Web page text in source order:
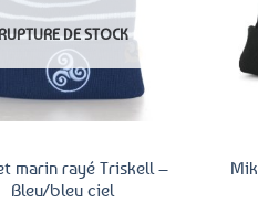
DE STOCK
marin rayé Triskell –
Bleu/bleu ciel